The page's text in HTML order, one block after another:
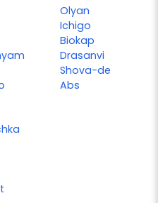
Olyan
Ichigo
Biokap
Drasanvi
Shova-de
Abs